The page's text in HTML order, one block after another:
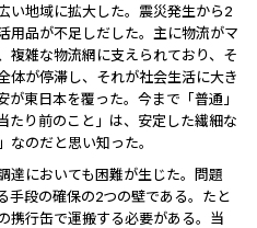
い地域に拡大した。震災発生から2
用品が不足しだした。主に物流がマ
複雑な物流網に支えられており、そ
体が停滞し、それが社会生活に大き
東日本を覆った。今まで「普通」
たり前のこと」は、安定した繊細な
なのだと思い知った。
においても困難が生じた。問題
手段の確保の2つの壁である。たと
携行缶で運搬する必要がある。当